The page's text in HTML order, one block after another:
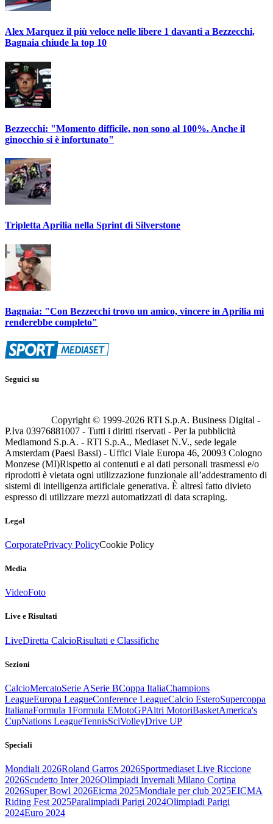
Alex Marquez il più veloce nelle libere 1 davanti a Bezzecchi,
Bagnaia chiude la top 10
Bezzecchi: "Momento difficile, non sono al 100%. Anche il
ginocchio si è infortunato"
Tripletta Aprilia nella Sprint di Silverstone
Bagnaia: "Con Bezzecchi trovo un amico, vincere in Aprilia mi
renderebbe completo"
Seguici su
Copyright © 1999-2026 RTI S.p.A. Business Digital -
P.Iva 03976881007 - Tutti i diritti riservati - Per la pubblicità
Mediamond S.p.A. - RTI S.p.A., Mediaset N.V., sede legale
Amsterdam (Paesi Bassi) - Uffici Viale Europa 46, 20093 Cologno
Monzese (MI)Rispetto ai contenuti e ai dati personali trasmessi e/o
riprodotti è vietata ogni utilizzazione funzionale all’addestramento di
sistemi di intelligenza artificiale generativa. È altresì fatto divieto
espresso di utilizzare mezzi automatizzati di data scraping.
Legal
CorporatePrivacy PolicyCookie Policy
Media
VideoFoto
Live e Risultati
LiveDiretta CalcioRisultati e Classifiche
Sezioni
CalcioMercatoSerie ASerie BCoppa ItaliaChampions
LeagueEuropa LeagueConference LeagueCalcio EsteroSupercoppa
ItalianaFormula 1Formula EMotoGPAltri MotoriBasketAmerica's
CupNations LeagueTennisSciVolleyDrive UP
Speciali
Mondiali 2026Roland Garros 2026Sportmediaset Live Riccione
2026Scudetto Inter 2026Olimpiadi Invernali Milano Cortina
2026Super Bowl 2026Eicma 2025Mondiale per club 2025EICMA
Riding Fest 2025Paralimpiadi Parigi 2024Olimpiadi Parigi
2024Euro 2024